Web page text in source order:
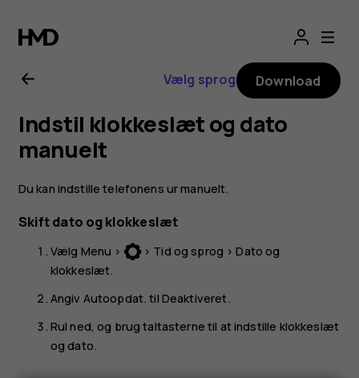
Brugervejledning
til
Nokia
3310
3G
Vælg sprog Download
Indstil klokkeslæt og dato
manuelt
Du kan indstille telefonens ur manuelt.
Skift dato og klokkeslæt
Vælg Menu > > Tid og sprog >Dato og
klokkeslæt.
Angiv Autoopdat. til Deaktiveret.
Rul ned, og brug taltasterne til at indstille klokkeslæt
og dato.